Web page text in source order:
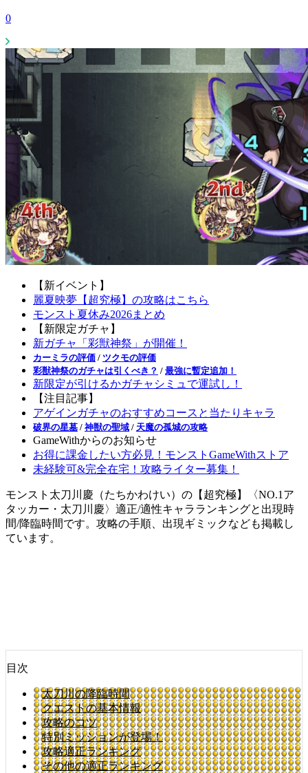
0
【新イベント】
麗夏映夢【超究極】の攻略はこちら
モンスト夏休み2026まとめ
【新限定ガチャ】
新ガチャ「彩獣神祭」が開催！
カーミラの評価 / ツクモの評価
彩獣神祭のガチャは引くべき？ / 最強に暫定追加！
新限定が引けるかガチャシミュで運試し！
【注目記事】
アゲインガチャのおすすめコースと当たりキャラ
破界の星墓 / 神獣の聖域 / 天魔の孤城の攻略
GameWithからのお知らせ
お得に課金したい方必見！モンストGameWithストア
未経験可&完全在宅！攻略ライター募集！
モンスト太刀川慶（たちかわけい）の【超究極】〈NO.1ア
タッカー・太刀川慶〉適正/適性キャラランキングと出現時
間/降臨時間です。攻略の手順、出現ギミックなども掲載し
ています。
目次
太刀川の降臨時間
クエストの基本情報
攻略のコツ
特別ミッションが登場！
攻略適正ランキング
その他の適正ランキング